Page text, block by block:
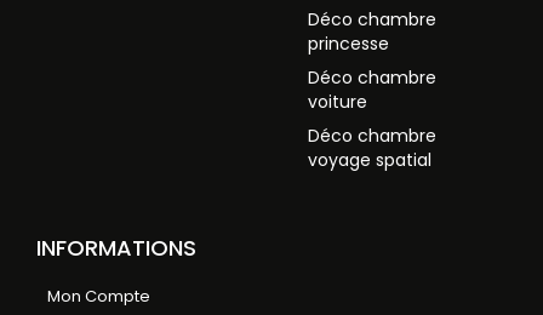
Déco chambre
princesse
Déco chambre
voiture
Déco chambre
voyage spatial
INFORMATIONS
Mon Compte